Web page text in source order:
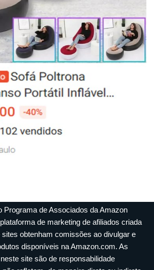
Programa de Associados da Amazon
de marketing de afiliados criada
sites obtenham comissões ao divulgar e
disponíveis na Amazon.com. As
site são de responsabilidade